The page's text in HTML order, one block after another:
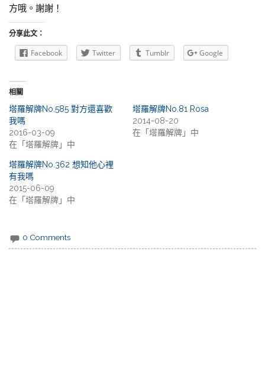
方哦。謝謝！
分享此文：
Facebook Twitter Tumblr Google
相關
塔羅解牌No.585 對方還喜歡
我嗎
2016-03-09
在「塔羅解牌」中
塔羅解牌No.81 Rosa
2014-08-20
在「塔羅解牌」中
塔羅解牌No.362 想知他心裡
有我嗎
2015-06-09
在「塔羅解牌」中
0 Comments